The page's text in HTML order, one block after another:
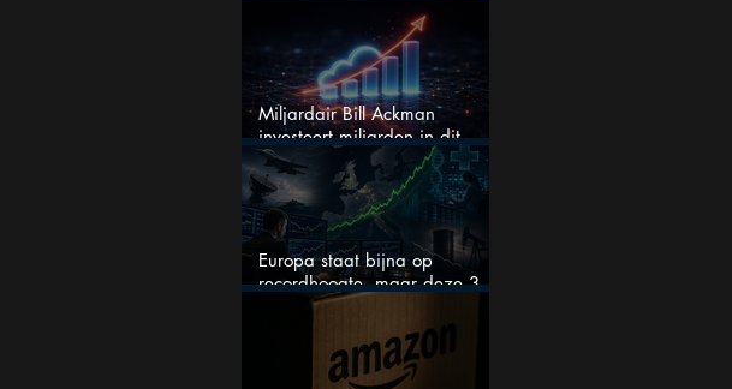
dit dividendaandeel blijven
Miljardair Bill Ackman
investeert miljarden in dit
techaandeel
Europa staat bijna op
recordhoogte, maar deze 3
sectoren vallen nu op